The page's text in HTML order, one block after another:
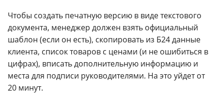
Чтобы создать печатную версию в виде текстового
документа, менеджер должен взять официальный
шаблон (если он есть), скопировать из Б24 данные
клиента, список товаров с ценами (и не ошибиться в
цифрах), вписать дополнительную информацию и
места для подписи руководителями. На это уйдет от
20 минут.